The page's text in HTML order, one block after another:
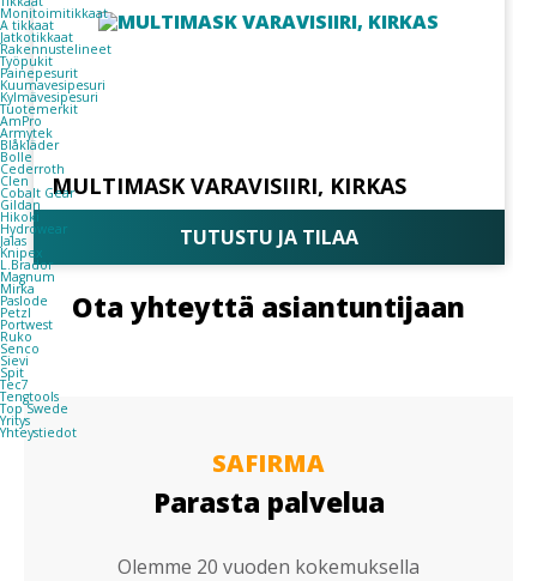
Monitoimitikkaat
A tikkaat
Jatkotikkaat
Rakennustelineet
Työpukit
Painepesurit
Kuumavesipesuri
Kylmävesipesuri
Tuotemerkit
AmPro
Armytek
Blåkläder
Bolle
Cederroth
Clen
Cobalt Gear
Gildan
Hikoki
Hydrowear
Jalas
Knipex
L.Brador
Magnum
Mirka
Paslode
Petzl
Portwest
Ruko
Senco
Sievi
Spit
Tec7
Tengtools
Top Swede
Yritys
Yhteystiedot
MULTIMASK VARAVISIIRI, KIRKAS
TUTUSTU JA TILAA
Ota yhteyttä asiantuntijaan
SAFIRMA
Parasta palvelua
Olemme 20 vuoden kokemuksella